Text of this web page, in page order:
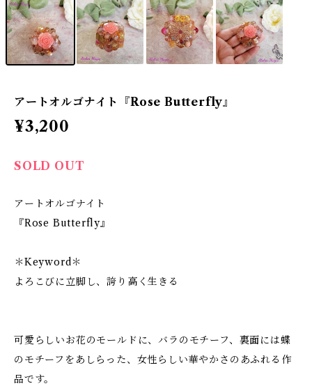
アートオルゴナイト『Rose Butterfly』
¥3,200
SOLD OUT
アートオルゴナイト
『Rose Butterfly』
＊Keyword＊
よろこびに立脚し、誇り高く生きる
可愛らしいお花のモールドに、バラのモチーフ、裏面には蝶
のモチーフをあしらった、女性らしい華やかさのあふれる作
品です。